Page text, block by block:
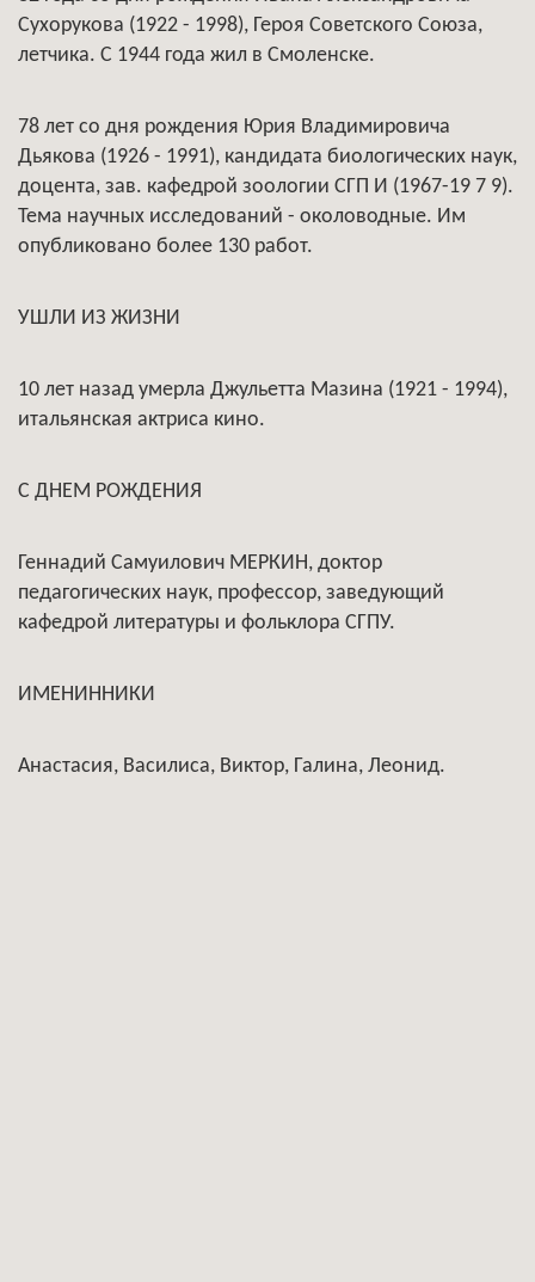
Сухорукова (1922 - 1998), Героя Советского Союза,
летчика. С 1944 года жил в Смоленске.
78 лет со дня рождения Юрия Владимировича
Дьякова (1926 - 1991), кандидата биологических наук,
доцента, зав. кафедрой зоологии СГП И (1967-19 7 9).
Тема научных исследований - околоводные. Им
опубликовано более 130 работ.
УШЛИ ИЗ ЖИЗНИ
10 лет назад умерла Джульетта Мазина (1921 - 1994),
итальянская актриса кино.
С ДНЕМ РОЖДЕНИЯ
Геннадий Самуилович МЕРКИН, доктор
педагогических наук, профессор, заведующий
кафедрой литературы и фольклора СГПУ.
ИМЕНИННИКИ
Анастасия, Василиса, Виктор, Галина, Леонид.